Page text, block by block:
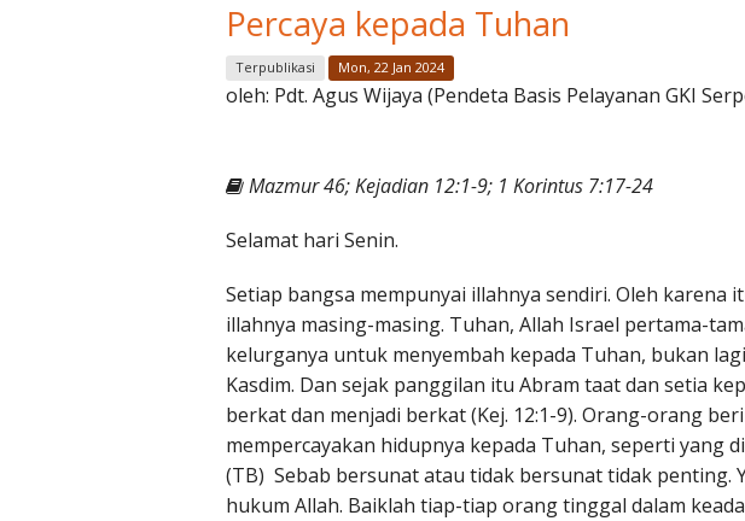
Percaya kepada Tuhan
Terpublikasi Mon, 22 Jan 2024
oleh: Pdt. Agus Wijaya (Pendeta Basis Pelayanan GKI
Mazmur 46; Kejadian 12:1-9; 1 Korintus 7:17-24
Selamat hari Senin.
Setiap bangsa mempunyai illahnya sendiri. Oleh karena
illahnya masing-masing. Tuhan, Allah Israel pertama-
kelurganya untuk menyembah kepada Tuhan, bukan
Kasdim. Dan sejak panggilan itu Abram taat dan setia
berkat dan menjadi berkat (Kej. 12:1-9). Orang-orang
mempercayakan hidupnya kepada Tuhan, seperti yang
(TB) Sebab bersunat atau tidak bersunat tidak penting.
hukum Allah. Baiklah tiap-tiap orang tinggal dalam